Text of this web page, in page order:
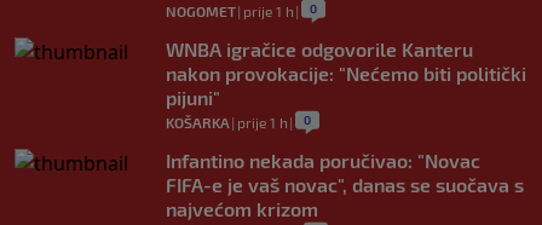
NOGOMET| prije 1 h | 0
WNBA igračice odgovorile Kanteru
nakon provokacije: "Nećemo biti politički
pijuni"
KOŠARKA | prije 1 h | 0
Infantino nekada poručivao: "Novac
FIFA-e je vaš novac", danas se suočava s
najvećom krizom